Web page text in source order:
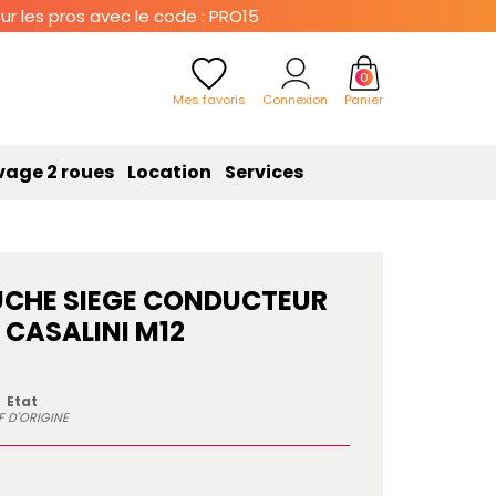
les pros avec le code : PRO15
Mes favoris Connexion
0
Panier
2 roues Location Services
SIEGE CONDUCTEUR
M12
Etat
D'ORIGINE